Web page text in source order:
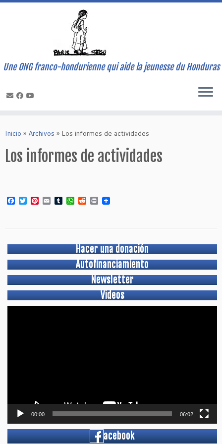
Une ONG franco-hondurienne qui aide la jeunesse du Honduras
Inicio » Archivos » Los informes de actividades
Los informes de actividades
Facebook
TwitterPinterest
EmailTumblrWhatsApp
Reddit
Print
Hacer una donación
Autofinanciamiento
Newsletter
Videos
00:00 06:02
acebook